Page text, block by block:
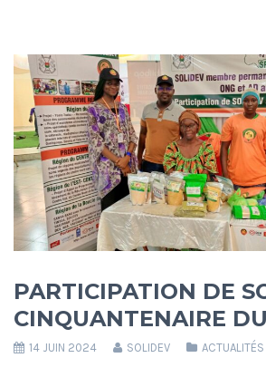
PARTICIPATION DE
CINQUANTENAIRE
14 JUIN 2024 SOLIDEV ACTUALITÉS